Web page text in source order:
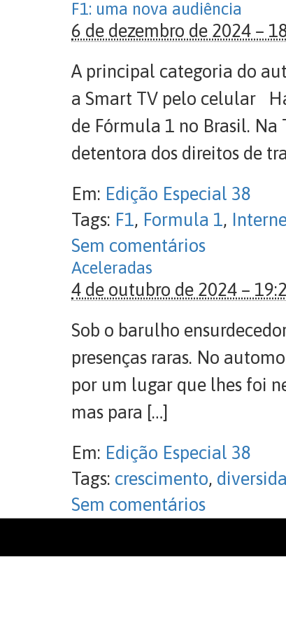
F1: uma nova audiência
6 de dezembro de 2024 –
A principal categoria do
a Smart TV pelo celular
de Fórmula 1 no Brasil. Na
detentora dos direitos de
Em: Edição Especial 38
Tags: F1, Formula 1,
Sem comentários
Aceleradas
4 de outubro de 2024 –
Sob o barulho
presenças raras. No
por um lugar que lhes foi
mas para […]
Em: Edição Especial 38
Tags: crescimento,
Sem comentários